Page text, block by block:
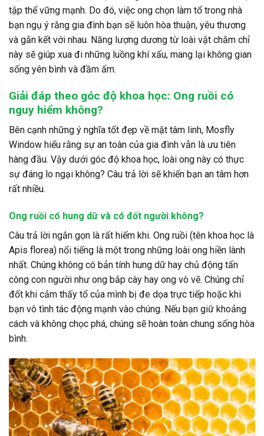
tập thể vững mạnh. Do đó, việc ong chọn làm tổ trong nhà
bạn ngụ ý rằng gia đình bạn sẽ luôn hòa thuận, yêu thương
và gắn kết với nhau. Năng lượng dương từ loài vật chăm chỉ
này sẽ giúp xua đi những luồng khí xấu, mang lại không gian
sống yên bình và đầm ấm.
Giải đáp theo góc độ khoa học: Ong ruồi có
nguy hiểm không?
Bên cạnh những ý nghĩa tốt đẹp về mặt tâm linh, Mosfly
Window hiểu rằng sự an toàn của gia đình vẫn là ưu tiên
hàng đầu. Vậy dưới góc độ khoa học, loài ong này có thực
sự đáng lo ngại không? Câu trả lời sẽ khiến bạn an tâm hơn
rất nhiều.
Ong ruồi có hung dữ và có đốt người không?
Câu trả lời ngắn gọn là rất hiếm khi. Ong ruồi (tên khoa học là
Apis florea) nổi tiếng là một trong những loài ong hiền lành
nhất. Chúng không có bản tính hung dữ hay chủ động tấn
công con người như ong bắp cày hay ong vò vẽ. Chúng chỉ
đốt khi cảm thấy tổ của mình bị đe dọa trực tiếp hoặc khi
bạn vô tình tác động mạnh vào chúng. Nếu bạn giữ khoảng
cách và không chọc phá, chúng sẽ hoàn toàn chung sống hòa
bình.